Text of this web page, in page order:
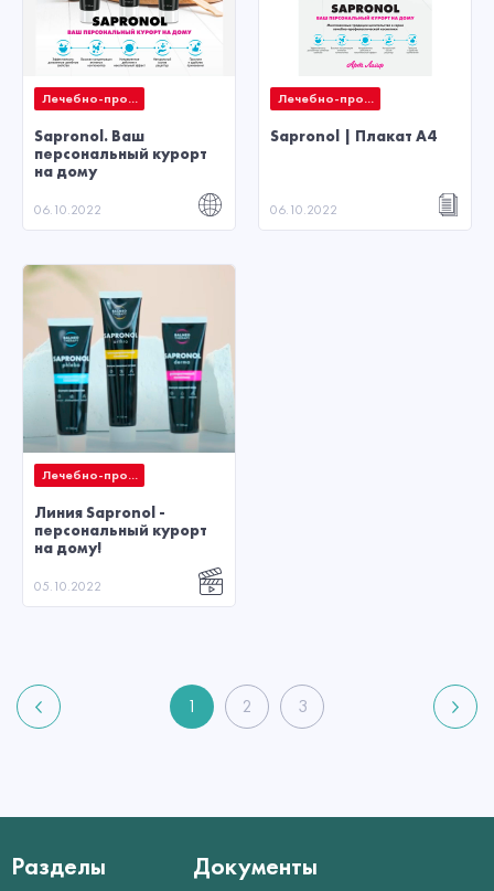
Лечебно-про...
Sapronol. Ваш
персональный курорт
на дому
06.10.2022
Лечебно-про...
Sapronol | Плакат А4
06.10.2022
Лечебно-про...
Линия Sapronol -
персональный курорт
на дому!
05.10.2022
1 2 3
Разделы Документы